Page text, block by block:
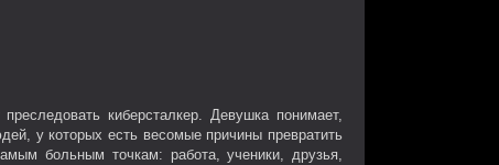
киберсталкер. Девушка понимает,
у которых есть весомые причины превратить
больным точкам: работа, ученики, друзья,